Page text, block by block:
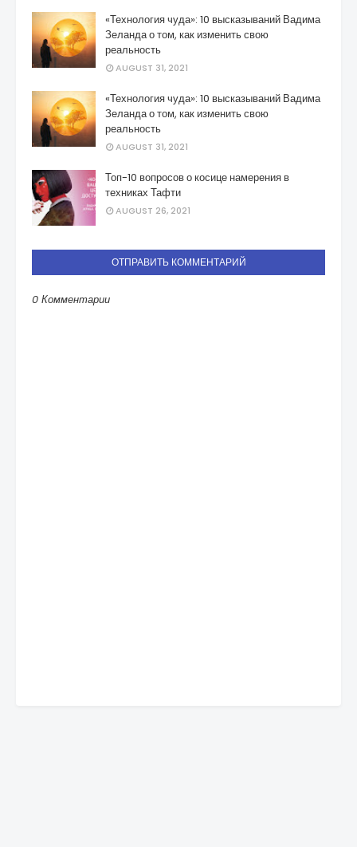
«Технология чуда»: 10 высказываний Вадима
Зеланда о том, как изменить свою
реальность
AUGUST 31, 2021
«Технология чуда»: 10 высказываний Вадима
Зеланда о том, как изменить свою
реальность
AUGUST 31, 2021
Топ-10 вопросов о косице намерения в
техниках Тафти
AUGUST 26, 2021
ОТПРАВИТЬ КОММЕНТАРИЙ
0 Комментарии